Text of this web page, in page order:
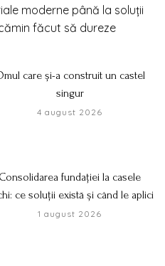
moderne până la soluții
făcut să dureze
care și-a construit un castel
singur
4 august 2026
Consolidarea fundației la casele
ce soluții există și când le aplici
1 august 2026